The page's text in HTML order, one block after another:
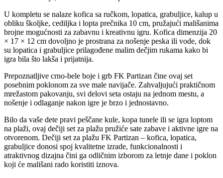
U kompletu se nalaze kofica sa ručkom, lopatica, grabuljice, kalup u
obliku školjke, cediljka i lopta prečnika 10 cm, pružajući mališanima
brojne mogućnosti za zabavnu i kreativnu igru. Kofica dimenzija 20
× 17 × 12 cm dovoljno je prostrana za nošenje peska ili vode, dok
su lopatica i grabuljice prilagođene malim dečjim rukama kako bi
igra bila što lakša i prijatnija.
Prepoznatljive crno-bele boje i grb FK Partizan čine ovaj set
posebnim poklonom za sve male navijače. Zahvaljujući praktičnom
mrežastom pakovanju, svi delovi seta ostaju na jednom mestu, a
nošenje i odlaganje nakon igre je brzo i jednostavno.
Bilo da vaše dete pravi peščane kule, kopa tunele ili se igra loptom
na plaži, ovaj dečiji set za plažu pružiće sate zabave i aktivne igre na
otvorenom. Dečiji set za plažu FK Partizan – kofica, lopatica,
grabuljice donosi spoj kvalitetne izrade, funkcionalnosti i
atraktivnog dizajna čini ga odličnim izborom za letnje dane i poklon
koji će mališani rado koristiti iznova.